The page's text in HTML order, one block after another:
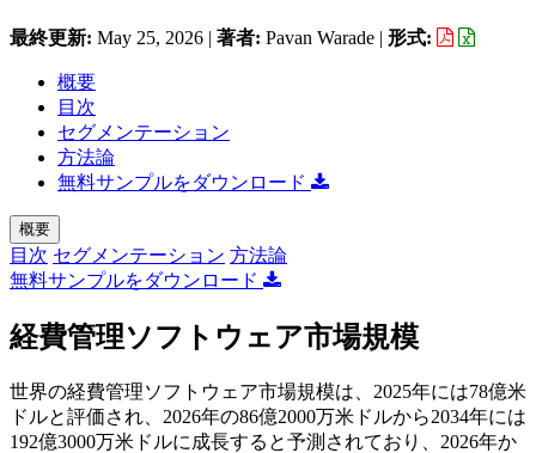
最終更新: May 25, 2026 | 著者: Pavan Warade | 形式:
概要
目次
セグメンテーション
方法論
無料サンプルをダウンロード
概要
目次 セグメンテーション 方法論
無料サンプルをダウンロード
経費管理ソフトウェア市場規模
世界の経費管理ソフトウェア市場規模は、2025年には78億米
ドルと評価され、2026年の86億2000万米ドルから2034年には
192億3000万米ドルに成長すると予測されており、2026年か